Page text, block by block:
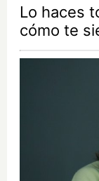
Lo haces
cómo te